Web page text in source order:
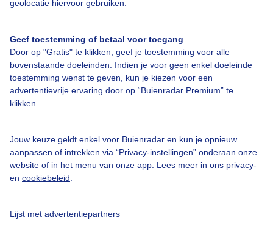
geolocatie hiervoor gebruiken.
Geef toestemming of betaal voor toegang
Door op "Gratis" te klikken, geef je toestemming voor alle
bovenstaande doeleinden. Indien je voor geen enkel doeleinde
toestemming wenst te geven, kun je kiezen voor een
advertentievrije ervaring door op “Buienradar Premium” te
klikken.
Jouw keuze geldt enkel voor Buienradar en kun je opnieuw
aanpassen of intrekken via “Privacy-instellingen” onderaan onze
website of in het menu van onze app. Lees meer in ons privacy-
en cookiebeleid
Lijst met advertentiepartners
Contact
Toegankelijkheid
Gebruikersvoorwaarden
Buienradar Team
Privacy beleid
Cookie beleid
Gratis weerdata